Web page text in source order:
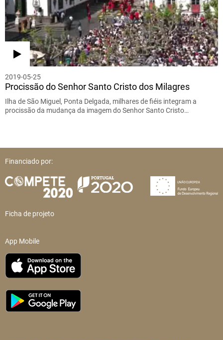
2019-05-25
Procissão do Senhor Santo Cristo dos Milagres
Ilha de São Miguel, Ponta Delgada, milhares de fiéis integram a
procissão da mudança da imagem do Senhor Santo Cristo…
Financiado por:
Ficha de projeto
App Mobile